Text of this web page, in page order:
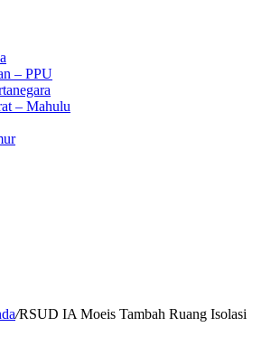
– PPU
– Mahulu
/RSUD IA Moeis Tambah Ruang Isolasi